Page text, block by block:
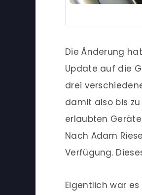
Die Änderung
Update auf die
drei
damit also bis
erlaubten
Nach Adam
Verfügung.
Eigentlich war